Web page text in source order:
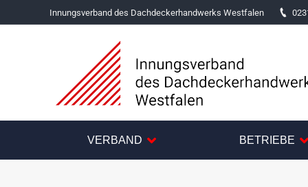
Innungsverband des Dachdeckerhandwerks Westfalen
VERBAND BETRIEBE